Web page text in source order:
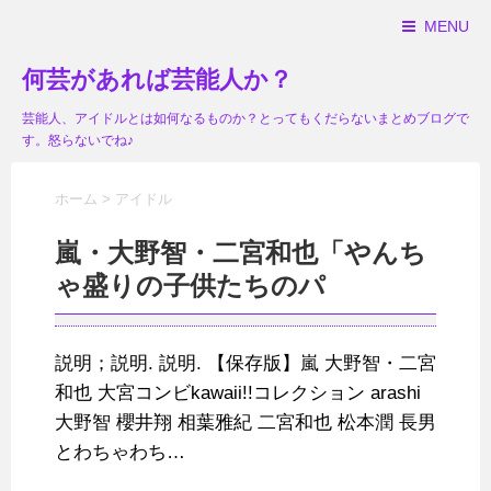
MENU
何芸があれば芸能人か？
芸能人、アイドルとは如何なるものか？とってもくだらないまとめブログで
す。怒らないでね♪
ホーム > アイドル
嵐・大野智・二宮和也「やんち
ゃ盛りの子供たちのパ
説明；説明. 説明. 【保存版】嵐 大野智・二宮
和也 大宮コンビkawaii!!コレクション arashi
大野智 櫻井翔 相葉雅紀 二宮和也 松本潤 長男
とわちゃわち…